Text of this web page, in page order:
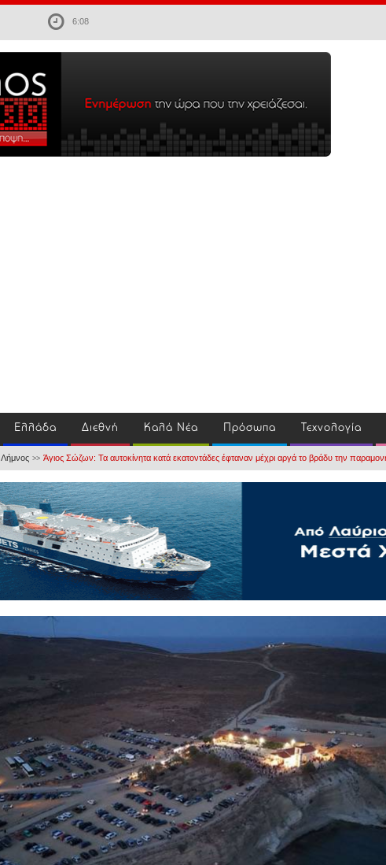
6:08
Ελλάδα Διεθνή Καλά Νέα Πρόσωπα Τεχνολογία
Λήμνος >> Άγιος Σώζων: Τα αυτοκίνητα κατά εκατοντάδες έφταναν μέχρι αργά το βράδυ την